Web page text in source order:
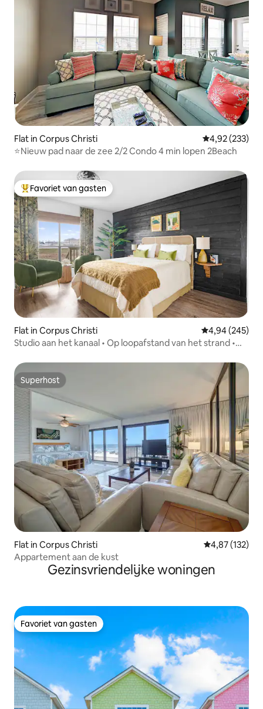
Flat in Corpus Christi Gemiddelde
4,92 (233)
⭐Nieuw pad naar de zee 2/2 Condo 4 min lopen 2Beach
Topfavoriet van gasten
Favoriet van gasten
Flat in Corpus Christi Gemiddelde
4,94 (245)
Studio aan het kanaal • Op loopafstand van het strand •
Superhost
Superhost
Flat in Corpus Christi Gemiddelde
4,87 (132)
Appartement aan de kust
Gezinsvriendelijke woningen
Favoriet van gasten
Favoriet van gasten